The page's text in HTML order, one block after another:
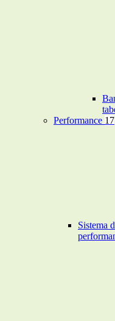
Performance 17
Sistema